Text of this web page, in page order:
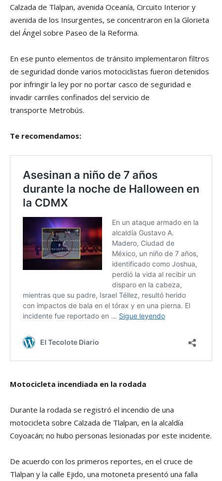
Calzada de Tlalpan, avenida Oceanía, Circuito Interior y
avenida de los Insurgentes, se concentraron en la Glorieta
del Ángel sobre Paseo de la Reforma.
En ese punto elementos de tránsito implementaron filtros
de seguridad donde varios motociclistas fueron detenidos
por infringir la ley por no portar casco de seguridad e
invadir carriles confinados del servicio de
transporte Metrobús.
Te recomendamos:
Motocicleta incendiada en la rodada
Durante la rodada se registró el incendio de una
motocicleta sobre Calzada de Tlalpan, en la alcaldía
Coyoacán; no hubo personas lesionadas por este incidente.
De acuerdo con los primeros reportes, en el cruce de
Tlalpan y la calle Ejido, una motoneta presentó una falla